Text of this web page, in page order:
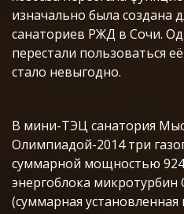
изначально была создана
санаториев РЖД в Сочи.
перестали пользоваться
стало невыгодно.
В мини-ТЭЦ санатория
Олимпиадой-2014 три
суммарной мощностью
энергоблока микротурбин
(суммарная